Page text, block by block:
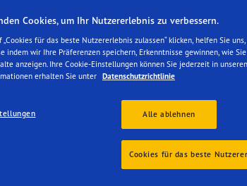
Reifenpflege
Sie einen Platten
erforscht Schnee
Blimp
RACING
Cookies, um Ihr Nutzererlebnis zu verbessern.
„Cookies für das beste Nutzererlebnis zulassen“ klicken, helfen Sie
indem wir Ihre Präferenzen speichern, Erkenntnisse gewinnen, wie
anzeigen. Ihre Cookie-Einstellungen können Sie jederzeit in unseren
erhalten Sie unter Datenschutzrichtlinie
Alle ablehnen
Cookies für das beste